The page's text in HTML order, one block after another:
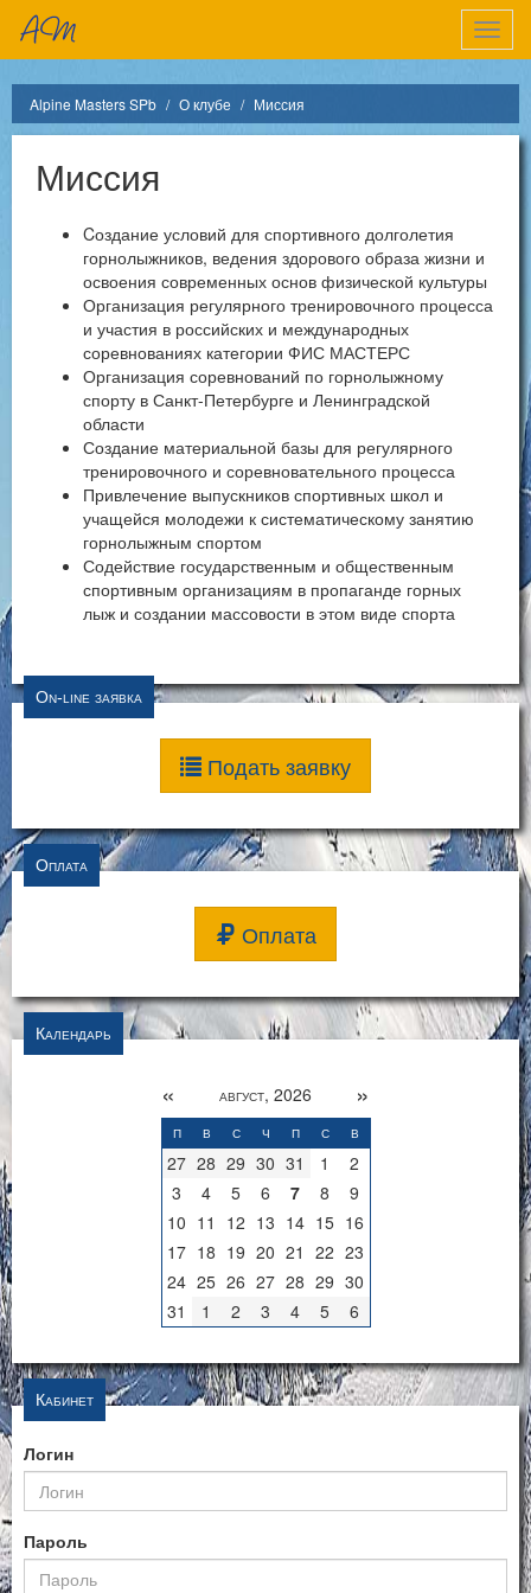
меню
Alpine Masters SPb О клубе Миссия
Миссия
Cоздание условий для спортивного долголетия
горнолыжников, ведения здорового образа жизни и
освоения современных основ физической культуры
Организация регулярного тренировочного процесса
и участия в российских и международных
соревнованиях категории ФИС МАСТЕРС
Организация соревнований по горнолыжному
спорту в Санкт-Петербурге и Ленинградской
области
Создание материальной базы для регулярного
тренировочного и соревновательного процесса
Привлечение выпускников спортивных школ и
учащейся молодежи к систематическому занятию
горнолыжным спортом
Содействие государственным и общественным
спортивным организациям в пропаганде горных
лыж и создании массовости в этом виде спорта
On-line заявка
Подать заявку
Оплата
Оплата
Календарь
« август, 2026 »
п в с ч п с
в
27 28 29 30 31 1
2
3
4 5 6 7 8
9
10 11 12 13 14 15 16
17 18 19 20 21 22 23
24 25 26 27 28 29 30
31
1 2 3 4 5 6
Кабинет
Логин
Пароль